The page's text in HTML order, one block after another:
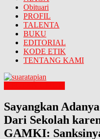
Obituari
PROFIL
TALENTA
BUKU
EDITORIAL
KODE ETIK
TENTANG KAMI
Sayangkan
Dari Sekolah
GAMKI: